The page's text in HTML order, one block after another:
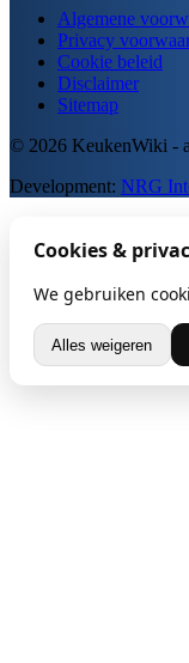
Algemene
Privacy
Cookie beleid
Disclaimer
Sitemap
© 2026 KeukenWiki -
Development: NRG
Cookies &
We gebruiken
Alles weigeren